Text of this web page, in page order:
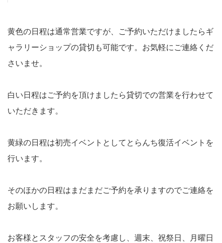
黄色の日程は通常営業ですが、ご予約いただけましたらギ
ャラリーショップの貸切も可能です。お気軽にご連絡くだ
さいませ。
白い日程はご予約を頂けましたら貸切での営業を行わせて
いただきます。
黄緑の日程は初売イベントとしてとらんち復活イベントを
行います。
そのほかの日程はまだまだご予約を承りますのでご連絡を
お願いします。
お客様とスタッフの安全を考慮し、週末、祝祭日、月曜日